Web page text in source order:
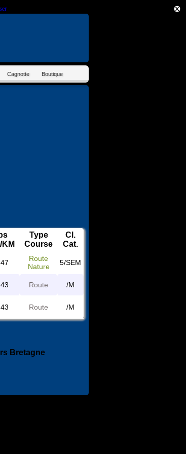
.
Cagnotte Boutique
KM
Type
Course
Cl.
Cat.
Route
Nature
5/SEM
Route /M
Route /M
Bretagne